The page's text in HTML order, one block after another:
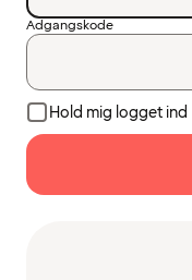
Adgangskode
Hold mig logget ind